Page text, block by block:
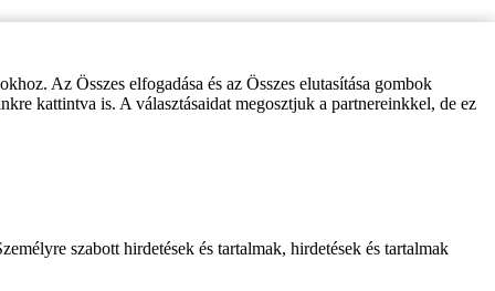
Az Összes elfogadása és az Összes elutasítása gombok
kattintva is. A választásaidat megosztjuk a partnereinkkel, de ez
szabott hirdetések és tartalmak, hirdetések és tartalmak